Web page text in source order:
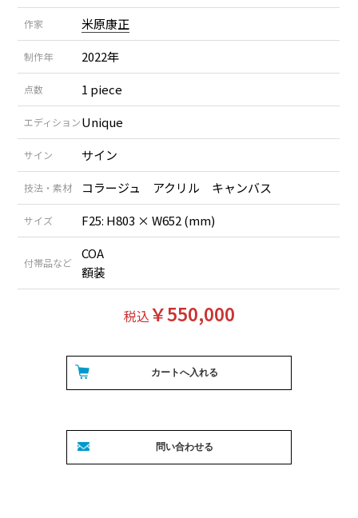
作家 米原康正
制作年 2022年
点数 1 piece
エディションUnique
サイン サイン
技法・素材 コラージュ アクリル キャンバス
サイズ F25: H803 × W652 (mm)
付帯品など
COA
額装
税込￥550,000